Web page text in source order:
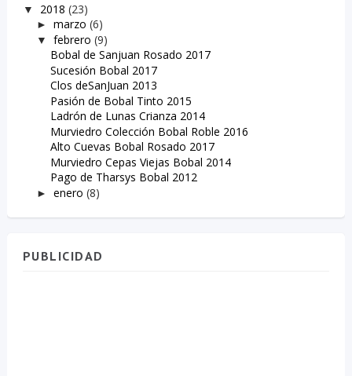
▼ 2018 (23)
► marzo (6)
▼ febrero (9)
Bobal de Sanjuan Rosado 2017
Sucesión Bobal 2017
Clos deSanJuan 2013
Pasión de Bobal Tinto 2015
Ladrón de Lunas Crianza 2014
Murviedro Colección Bobal Roble 2016
Alto Cuevas Bobal Rosado 2017
Murviedro Cepas Viejas Bobal 2014
Pago de Tharsys Bobal 2012
► enero (8)
PUBLICIDAD